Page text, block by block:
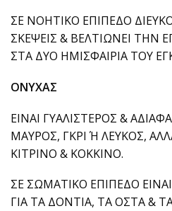
ΣΕ ΝΟΗΤΙΚΟ ΕΠΙΠΕΔΟ
ΣΚΕΨΕΙΣ & ΒΕΛΤΙΩΝΕΙ ΤΗΝ
ΣΤΑ ΔΥΟ ΗΜΙΣΦΑΙΡΙΑ ΤΟΥ
ΟΝΥΧΑΣ
ΕΙΝΑΙ ΓΥΑΛΙΣΤΕΡΟΣ &
ΜΑΥΡΟΣ, ΓΚΡΙ Ή ΛΕΥΚΟΣ,
ΚΙΤΡΙΝΟ & ΚΟΚΚΙΝΟ.
ΣΕ ΣΩΜΑΤΙΚΟ ΕΠΙΠΕΔΟ
ΓΙΑ ΤΑ ΔΟΝΤΙΑ, ΤΑ ΟΣΤΑ &